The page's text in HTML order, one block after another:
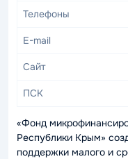
Телефоны
E-mail
Сайт
ПСК
«Фонд
Республики Крым»
поддержки малого и